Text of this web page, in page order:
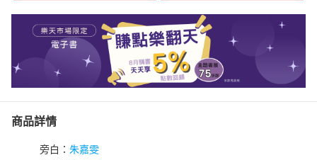
商品詳情
旁白： 朱嘉雯